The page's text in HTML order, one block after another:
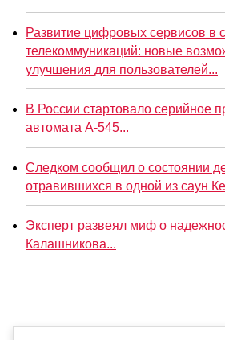
Развитие цифровых сервисов в
телекоммуникаций: новые
улучшения для пользователей...
В России стартовало серийное
автомата А-545...
Следком сообщил о состоянии
отравившихся в одной из саун
Эксперт развеял миф о
Калашникова...